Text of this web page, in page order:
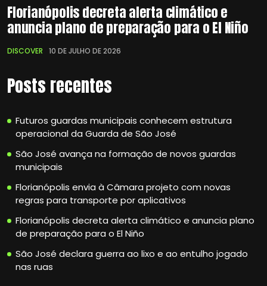
Florianópolis decreta alerta climático e
anuncia plano de preparação para o El Niño
DISCOVER 10 DE JULHO DE 2026
Posts recentes
Futuros guardas municipais conhecem estrutura
operacional da Guarda de São José
São José avança na formação de novos guardas
municipais
Florianópolis envia à Câmara projeto com novas
regras para transporte por aplicativos
Florianópolis decreta alerta climático e anuncia plano
de preparação para o El Niño
São José declara guerra ao lixo e ao entulho jogado
nas ruas